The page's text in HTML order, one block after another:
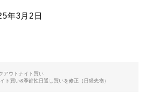
年3月2日
アウトナイト買い
ト買い&季節性日通し買いを修正（日経先物）